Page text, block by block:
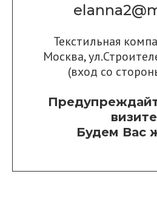
Текстильная
Москва,
(вход со
Будем Вас